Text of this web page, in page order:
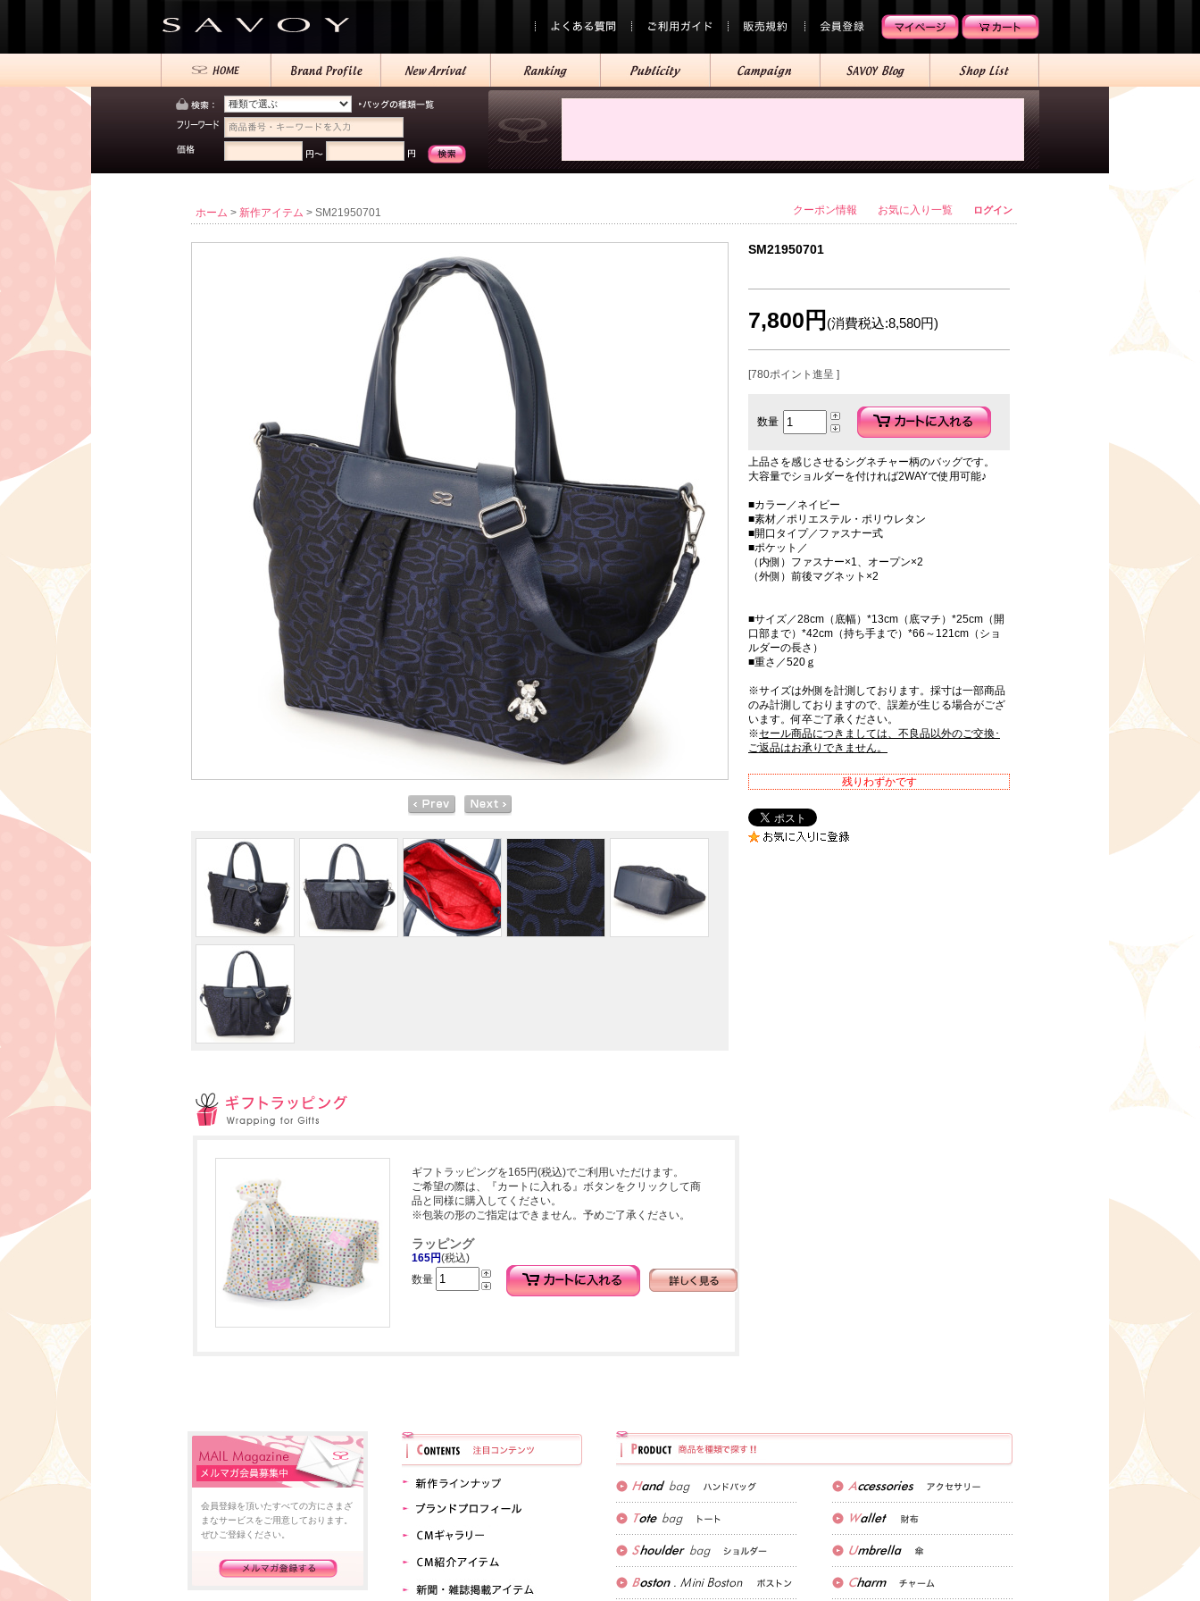
クーポン情報 お気に入り一覧 ログイン
ホーム > 新作アイテム > SM21950701
SM21950701
上品さを感じさせるシグネチャー柄のバッグです。
大容量でショルダーを付ければ2WAYで使用可能♪
■カラー／ネイビー
■素材／ポリエステル・ポリウレタン
■開口タイプ／ファスナー式
■ポケット／
（内側）ファスナー×1、オープン×2
（外側）前後マグネット×2
■サイズ／28cm（底幅）*13cm（底マチ）*25cm（開
口部まで）*42cm（持ち手まで）*66～121cm（ショ
ルダーの長さ）
■重さ／520ｇ
※サイズは外側を計測しております。採寸は一部商品
のみ計測しておりますので、誤差が生じる場合がござ
います。何卒ご了承ください。
※セール商品につきましては、不良品以外のご交換･
ご返品はお承りできません。
7,800円 (消費税込:8,580円)
[780ポイント進呈 ]
残りわずかです
数量
ギフトラッピングを165円(税込)でご利用いただけます。
ご希望の際は、『カートに入れる』ボタンをクリックして商
品と同様に購入してください。
※包装の形のご指定はできません。予めご了承ください。
ラッピング
165円(税込)
数量
会員登録を頂いたすべての方にさまざ
まなサービスをご用意しております。
ぜひご登録ください。